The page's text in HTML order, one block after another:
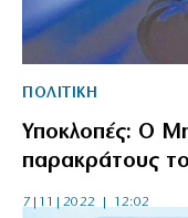
ΠΟΛΙΤΙΚΗ
Υποκλοπές: Ο
παρακράτους
7|11|2022 | 12:02